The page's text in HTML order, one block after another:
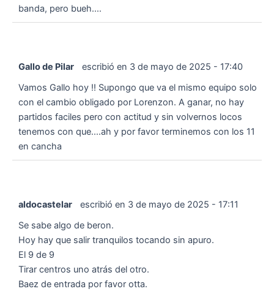
banda, pero bueh....
Gallo de Pilar escribió en 3 de mayo de 2025 - 17:40
Vamos Gallo hoy !! Supongo que va el mismo equipo solo
con el cambio obligado por Lorenzon. A ganar, no hay
partidos faciles pero con actitud y sin volvernos locos
tenemos con que....ah y por favor terminemos con los 11
en cancha
aldocastelar escribió en 3 de mayo de 2025 - 17:11
Se sabe algo de beron.
Hoy hay que salir tranquilos tocando sin apuro.
El 9 de 9
Tirar centros uno atrás del otro.
Baez de entrada por favor otta.